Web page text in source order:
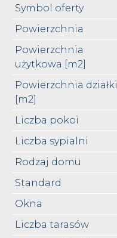
Symbol oferty
Powierzchnia
Powierzchnia
użytkowa [m2]
Powierzchnia działki
[m2]
Liczba pokoi
Liczba sypialni
Rodzaj domu
Standard
Okna
Liczba tarasów